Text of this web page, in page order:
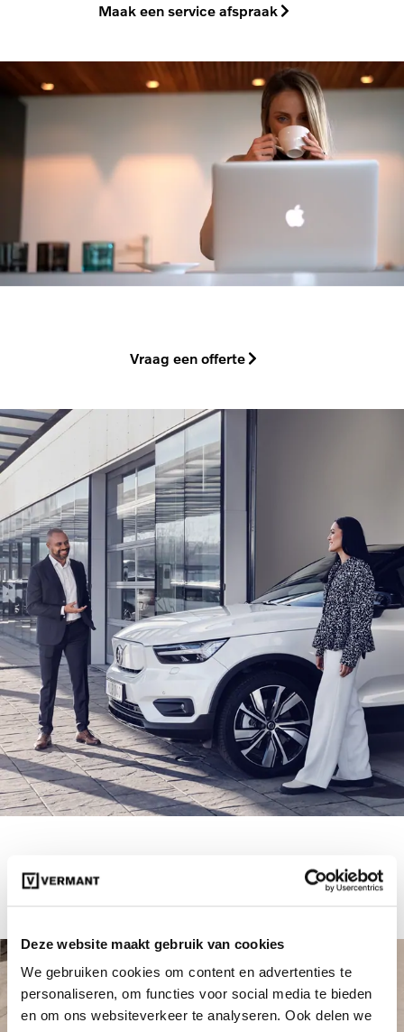
Deze website maakt gebruik van cookies
We gebruiken cookies om content en advertenties te
personaliseren, om functies voor social media te bieden
en om ons websiteverkeer te analyseren. Ook delen we
Maak een service afspraak
Vraag een offerte